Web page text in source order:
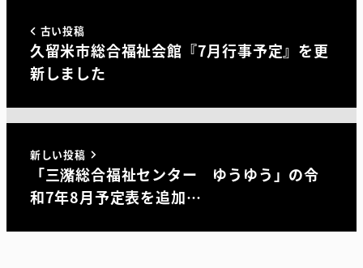
古い投稿
久留米市総合福祉会館『7月行事予定』を更
新しました
新しい投稿
「三潴総合福祉センター ゆうゆう」の令
和7年8月予定表を追加…